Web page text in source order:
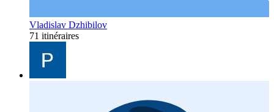
Vladislav Dzhibilov
71 itinéraires